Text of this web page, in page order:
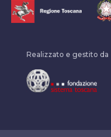
Realizzato e gestito da